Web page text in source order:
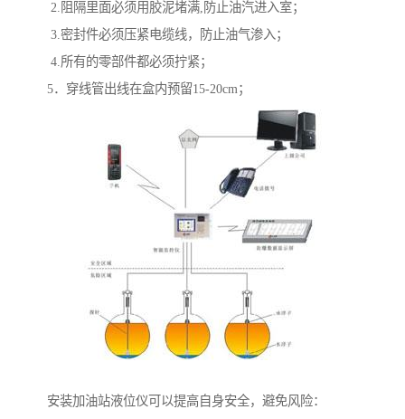
2.阻隔里面必须用胶泥堵满,防止油汽进入室；
3.密封件必须压紧电缆线，防止油气渗入；
4.所有的零部件都必须拧紧；
5．穿线管出线在盒内预留15-20cm；
安装加油站液位仪可以提高自身安全，避免风险：